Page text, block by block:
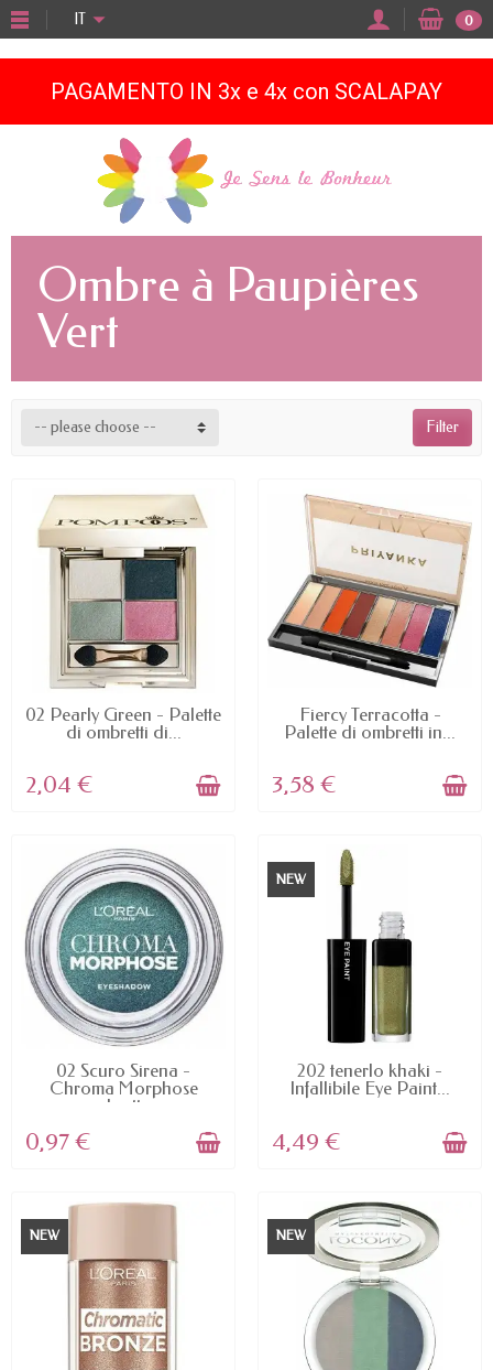
PAGAMENTO IN 3x e 4x con SCALAPAY
IT 0
Ombre à Paupières
Vert
Filter
-- please choose --
AVAILABLE
02 Pearly Green - Palette
di ombretti di...
2,04 €
AVAILABLE
Fiercy Terracotta -
Palette di ombretti in...
3,58 €
AVAILABLE
02 Scuro Sirena -
Chroma Morphose
ombretto...
0,97 €
NEW
AVAILABLE
202 tenerlo khaki -
Infallibile Eye Paint...
4,49 €
NEW NEW